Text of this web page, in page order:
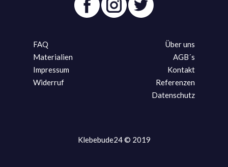
FAQ
Materialien
Impressum
Widerruf
Über uns
AGB´s
Kontakt
Referenzen
Datenschutz
Klebebude24 © 2019